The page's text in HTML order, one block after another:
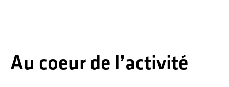
de
la
Au coeur de l’activité